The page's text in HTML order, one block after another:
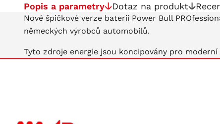
Popis a parametry Dotaz na produkt
Nové špičkové verze baterií Power Bull
německých výrobců automobilů.
Tyto zdroje energie jsou koncipovány pro